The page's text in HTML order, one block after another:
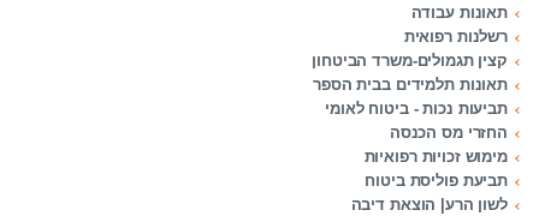
תאונות עבודה
רשלנות רפואית
קצין תגמולים-משרד הביטחון
תאונות תלמידים בבית הספר
תביעות נכות - ביטוח לאומי
החזרי מס הכנסה
מימוש זכויות רפואיות
תביעת פוליסת ביטוח
לשון הרע| הוצאת דיבה